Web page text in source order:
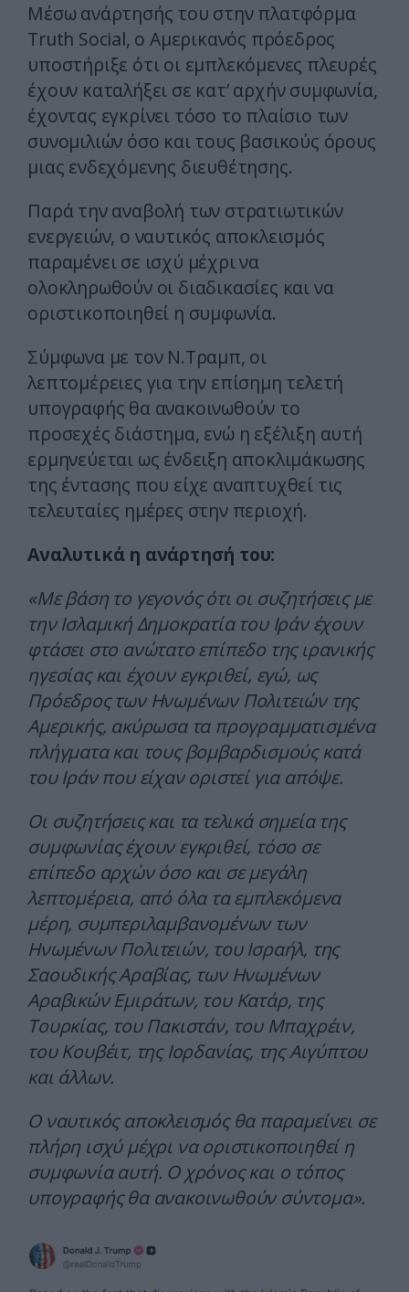
Μέσω ανάρτησής του στην πλατφόρμα
Truth Social, ο Αμερικανός πρόεδρος
υποστήριξε ότι οι εμπλεκόμενες πλευρές
έχουν καταλήξει σε κατ’ αρχήν συμφωνία,
έχοντας εγκρίνει τόσο το πλαίσιο των
συνομιλιών όσο και τους βασικούς όρους
μιας ενδεχόμενης διευθέτησης.
Παρά την αναβολή των στρατιωτικών
ενεργειών, ο ναυτικός αποκλεισμός
παραμένει σε ισχύ μέχρι να
ολοκληρωθούν οι διαδικασίες και να
οριστικοποιηθεί η συμφωνία.
Σύμφωνα με τον Ν.Τραμπ, οι
λεπτομέρειες για την επίσημη τελετή
υπογραφής θα ανακοινωθούν το
προσεχές διάστημα, ενώ η εξέλιξη αυτή
ερμηνεύεται ως ένδειξη αποκλιμάκωσης
της έντασης που είχε αναπτυχθεί τις
τελευταίες ημέρες στην περιοχή.
Αναλυτικά η ανάρτησή του:
«Με βάση το γεγονός ότι οι συζητήσεις με
την Ισλαμική Δημοκρατία του Ιράν έχουν
φτάσει στο ανώτατο επίπεδο της ιρανικής
ηγεσίας και έχουν εγκριθεί, εγώ, ως
Πρόεδρος των Ηνωμένων Πολιτειών της
Αμερικής, ακύρωσα τα προγραμματισμένα
πλήγματα και τους βομβαρδισμούς κατά
του Ιράν που είχαν οριστεί για απόψε.
Οι συζητήσεις και τα τελικά σημεία της
συμφωνίας έχουν εγκριθεί, τόσο σε
επίπεδο αρχών όσο και σε μεγάλη
λεπτομέρεια, από όλα τα εμπλεκόμενα
μέρη, συμπεριλαμβανομένων των
Ηνωμένων Πολιτειών, του Ισραήλ, της
Σαουδικής Αραβίας, των Ηνωμένων
Αραβικών Εμιράτων, του Κατάρ, της
Τουρκίας, του Πακιστάν, του Μπαχρέιν,
του Κουβέιτ, της Ιορδανίας, της Αιγύπτου
και άλλων.
Ο ναυτικός αποκλεισμός θα παραμείνει σε
πλήρη ισχύ μέχρι να οριστικοποιηθεί η
συμφωνία αυτή. Ο χρόνος και ο τόπος
υπογραφής θα ανακοινωθούν σύντομα».